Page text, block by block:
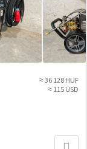
≈ 36 128 HUF
≈ 115 USD